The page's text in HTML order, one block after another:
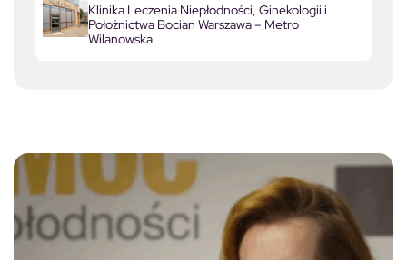
Klinika Leczenia Niepłodności, Ginekologii i
Położnictwa Bocian Warszawa – Metro
Wilanowska